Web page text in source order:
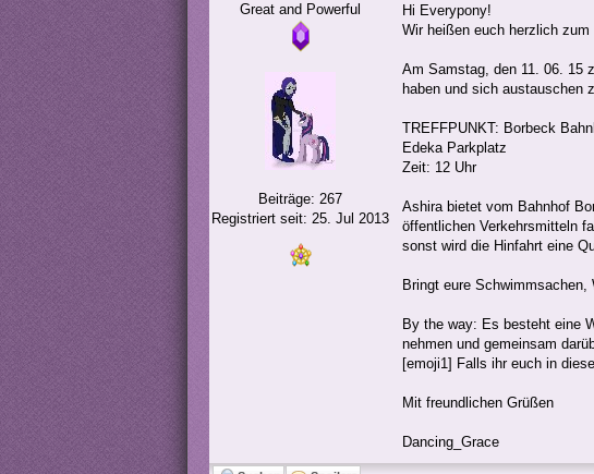
Great and Powerful
Beiträge: 267
Registriert seit: 25. Jul 2013
Hi Everypony!
Wir heißen euch herzlich
Am Samstag, den 11. 06. 15
haben und sich austauschen
TREFFPUNKT: Borbeck
Edeka Parkplatz
Zeit: 12 Uhr
Ashira bietet vom Bahnhof
öffentlichen Verkehrsmitteln
sonst wird die Hinfahrt eine
Bringt eure
By the way: Es besteht eine
nehmen und gemeinsam
[emoji1] Falls ihr euch in
Mit freundlichen Grüßen
Dancing_Grace